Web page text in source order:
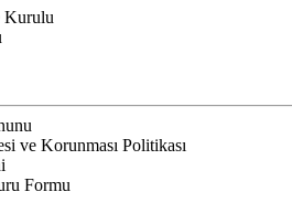
Kurulu
ve Korunması Politikası
Formu